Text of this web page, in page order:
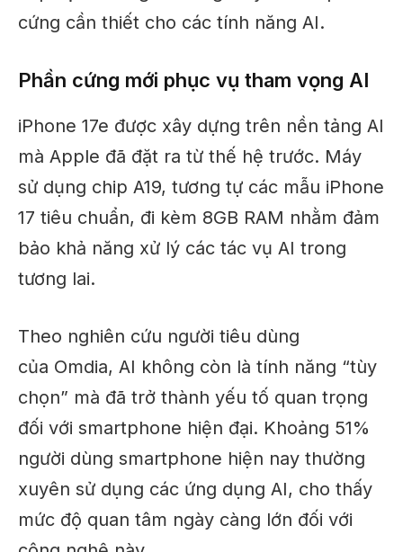
cứng cần thiết cho các tính năng AI.
Phần cứng mới phục vụ tham vọng AI
iPhone 17e được xây dựng trên nền tảng AI
mà Apple đã đặt ra từ thế hệ trước. Máy
sử dụng chip A19, tương tự các mẫu iPhone
17 tiêu chuẩn, đi kèm 8GB RAM nhằm đảm
bảo khả năng xử lý các tác vụ AI trong
tương lai.
Theo nghiên cứu người tiêu dùng
của Omdia, AI không còn là tính năng “tùy
chọn” mà đã trở thành yếu tố quan trọng
đối với smartphone hiện đại. Khoảng 51%
người dùng smartphone hiện nay thường
xuyên sử dụng các ứng dụng AI, cho thấy
mức độ quan tâm ngày càng lớn đối với